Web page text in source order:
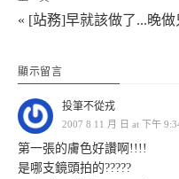
« [站務]早就該做了...晚
顯示留言
投筆不從戎
2007 8 11 月 日 at 下午
第一張的膚色好讚啊!!!!
是哪支鏡頭拍的?????